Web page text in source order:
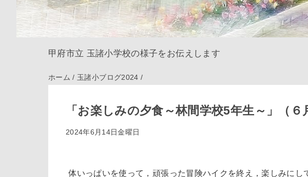
甲府市立 玉諸小学校の様子をお伝えします
ホーム / 玉諸小ブログ2024 /
「お楽しみの夕食～林間学校5年生～」（６
2024年6月14日金曜日
体いっぱいを使って，頑張った冒険ハイクを終え，楽しみにし